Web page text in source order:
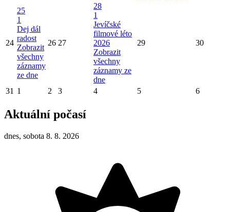
24
25
1
Dej dál
radost
Zobrazit
všechny
záznamy
ze dne
26 27
28
1
Jevíčské
filmové léto
2026
Zobrazit
všechny
záznamy ze
dne
29 30
31 1 2 3 4 5 6
Aktuální počasí
dnes, sobota 8. 8. 2026